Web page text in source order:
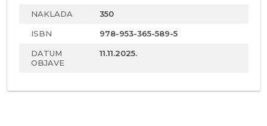
NAKLADA 350
ISBN 978-953-365-589-5
DATUM
OBJAVE
11.11.2025.